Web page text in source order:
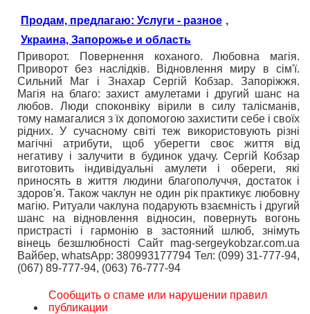
Продам, предлагаю: Услуги - разное ,
Украина, Запорожье и область
Приворот. Повернення коханого. Любовна магія.
Приворот без наслідків. Відновлення миру в сім'ї.
Сильний Маг і Знахар Сергій Кобзар. Запоріжжя.
Магія на благо: захист амулетами і другий шанс на
любов. Люди споконвіку вірили в силу талісманів,
тому намагалися з їх допомогою захистити себе і своїх
рідних. У сучасному світі теж використовують різні
магічні атрибути, щоб уберегти своє життя від
негативу і залучити в будинок удачу. Сергій Кобзар
виготовить індивідуальні амулети і обереги, які
приносять в життя людини благополуччя, достаток і
здоров'я. Також чаклун не один рік практикує любовну
магію. Ритуали чаклуна подарують взаємність і другий
шанс на відновлення відносин, повернуть вогонь
пристрасті і гармонію в застояний шлюб, знімуть
вінець безшлюбності Сайт mag-sergeykobzar.com.ua
Вайбер, whatsApp: 380993177794 Тел: (099) 31-777-94,
(067) 89-777-94, (063) 76-777-94
Сообщить о спаме или нарушении правил
публикации